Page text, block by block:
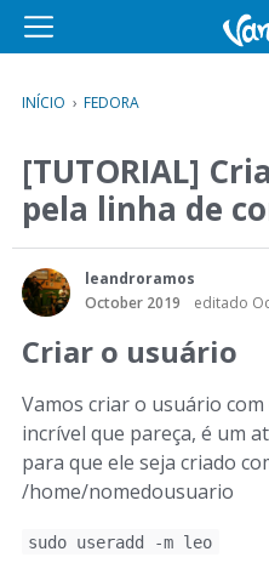
M
n
u
INÍCIO › FEDORA
[TUTORIAL]
pela linha de
leandroramos
October 2019
editado
Criar o usuário
Vamos criar o usuário
incrível que pareça, é um
para que ele seja criado
/home/nomedousuario
sudo useradd -m leo